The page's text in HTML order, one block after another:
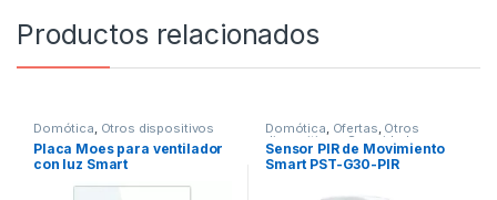
Productos relacionados
Domótica, Otros dispositivos
Placa Moes para ventilador
con luz Smart
Domótica, Ofertas, Otros
dispositivos ,Seguridad,
Sensores y Alarmas
Sensor PIR de Movimiento
Smart PST-G30-PIR